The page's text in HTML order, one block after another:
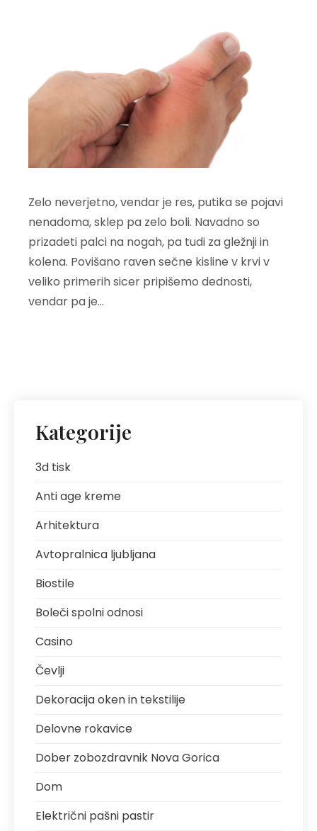
Zelo neverjetno, vendar je res, putika se pojavi
nenadoma, sklep pa zelo boli. Navadno so
prizadeti palci na nogah, pa tudi za gležnji in
kolena. Povišano raven sečne kisline v krvi v
veliko primerih sicer pripišemo dednosti,
vendar pa je…
Kategorije
3d tisk
Anti age kreme
Arhitektura
Avtopralnica ljubljana
Biostile
Boleči spolni odnosi
Casino
Čevlji
Dekoracija oken in tekstilije
Delovne rokavice
Dober zobozdravnik Nova Gorica
Dom
Električni pašni pastir